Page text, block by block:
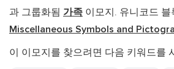
과 그룹화됨 가족 이모지. 유니코드 블
Miscellaneous Symbols and
이 이모지를 찾으려면 다음 키워드를